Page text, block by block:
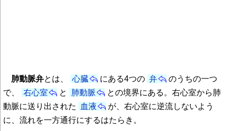
肺動脈弁とは、 心臓 にある4つの 弁
のうちの一つ
で、
右心室 と 肺動脈
との境界にある。右心室から肺
動脈に送り出された
血液
が、右心室に逆流しないよう
に、流れを一方通行にするはたらき。